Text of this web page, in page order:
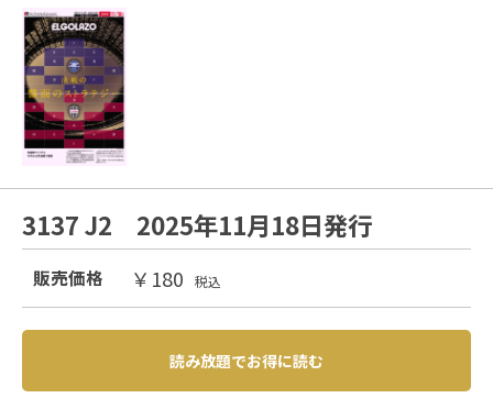
3137 J2 2025年11月18日発行
販売価格 ￥180 税込
読み放題でお得に読む